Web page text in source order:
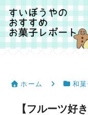
ホーム 和菓
【フルーツ好